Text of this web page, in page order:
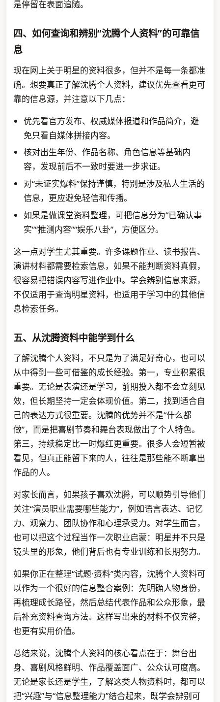
是停留在表面追随。
四、如何查询和辨别“沈腾个人资料”的可靠信
息
现在网上关于明星的资料很多，但并不是每一条都准
确。想要真正了解沈腾个人资料，建议优先查看更可
靠的信息源，并注意以下几点：
优先看官方发布、权威媒体报道和作品简介，避
免只看自媒体拼接内容。
核对出生年份、作品名称、角色信息等基础内
容，发现前后不一致时要进一步求证。
对“未证实爆料”保持谨慎，特别是涉及私人生活的
信息，更应避免轻信和传播。
如果是做课堂资料整理，可把信息分为“已确认事
实”“推测内容”“娱乐八卦”，方便区分。
这一点对学生尤其重要。许多课题作业、读书报告、
演讲材料都需要检索信息，如果不能判断资料真假，
很容易把错误内容写进作业中。学会辨别信息来源，
不仅适用于查询明星资料，也适用于学习中的其他信
息检索任务。
五、从沈腾资料中能学到什么
了解沈腾个人资料，不只是为了满足好奇心，也可以
从中得到一些可借鉴的成长经验。第一，专业积累很
重要。无论是表演还是学习，前期投入都不会立刻见
效，但长期坚持一定会体现价值。第二，找到适合自
己的表达方式很重要。沈腾的优势并不是“什么都
做”，而是把喜剧节奏和舞台表现做出了个人特色。
第三，持续稳定比一时爆红更重要。很多人会短暂被
看见，但真正能留下来的人，往往是那些能不断拿出
作品的人。
对家长而言，如果孩子喜欢沈腾，可以顺势引导他们
关注“演员职业需要哪些能力”，例如语言表达、记忆
力、观察力、团队协作和心理承受力。对学生而言，
也可以把这个过程当作一次职业启蒙：明星并不只是
镜头里的形象，他们背后也有专业训练和长期努力。
如果你正在整理“试题·资料”类内容，沈腾个人资料可
以作为一个很好的信息整合案例：先明确人物身份，
再梳理成长路径，然后总结代表作品和公众形象，最
后补充资料查询方法。这样写出来的材料不仅完整，
也更有实用价值。
总结来说，沈腾个人资料的核心看点在于：舞台出
身、喜剧风格鲜明、作品覆盖面广、公众认可度高。
无论是家长还是学生，了解这类人物资料时，都可以
把“兴趣”与“信息整理能力”结合起来，既学会辨别可